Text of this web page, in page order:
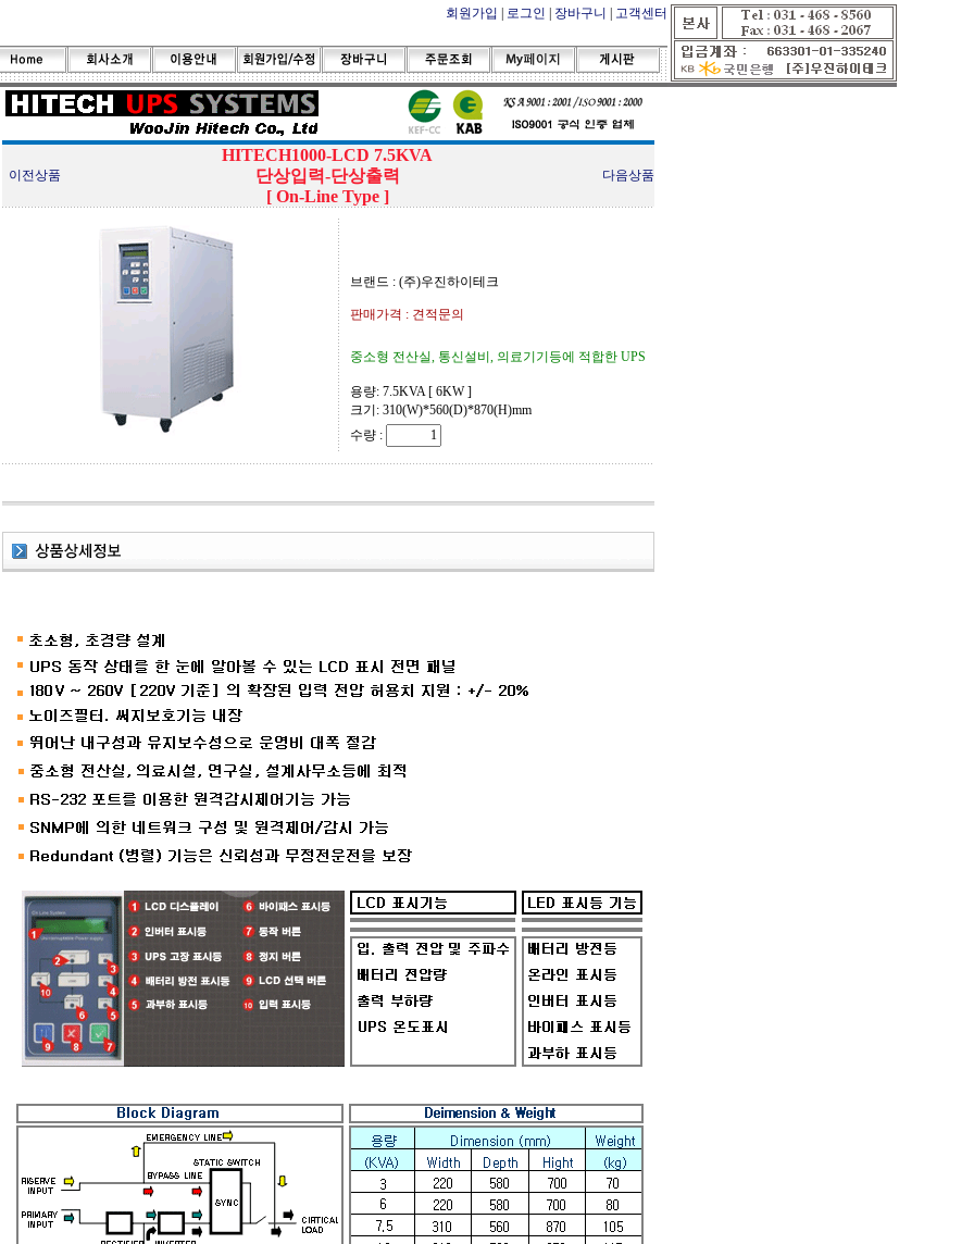
회원가입 로그인 장바구니 고객센터
이전상품
HITECH1000-LCD 7.5KVA
단상입력-단상출력
[ On-Line Type ]
다음상품
브랜드 : (주)우진하이테크
판매가격 : 견적문의
중소형 전산실, 통신설비, 의료기기등에 적합한 UPS
용량: 7.5KVA [ 6KW ]
크기: 310(W)*560(D)*870(H)mm
수량 :